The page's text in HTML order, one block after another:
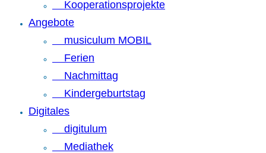
Kooperationsprojekte
Angebote
musiculum MOBIL
Ferien
Nachmittag
Kindergeburtstag
Digitales
digitulum
Mediathek